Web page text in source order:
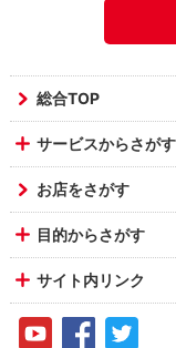
総合TOP
サービスからさがす
お店をさがす
目的からさがす
サイト内リンク